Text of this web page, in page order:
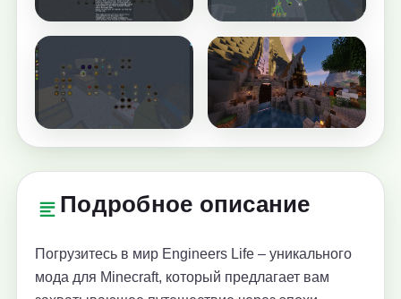
Подробное описание
Погрузитесь в мир Engineers Life – уникального
мода для Minecraft, который предлагает вам